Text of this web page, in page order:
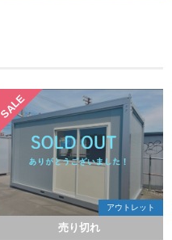
アウトレット
SALE
売り切れ